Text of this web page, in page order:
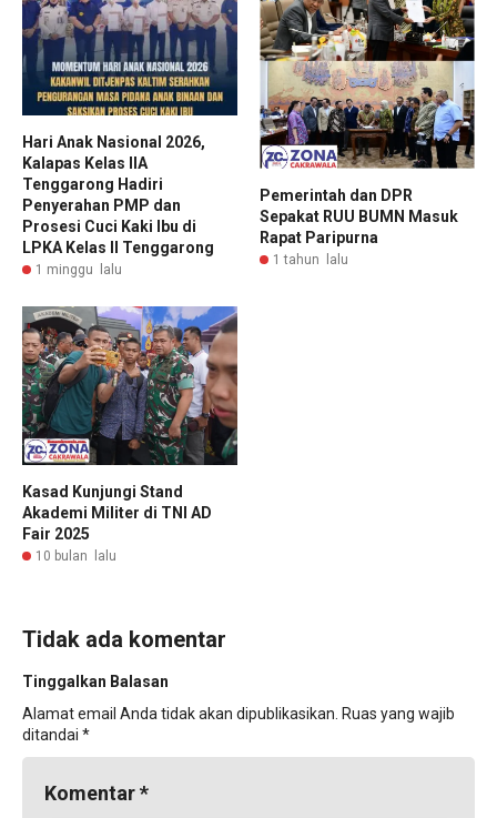
Hari Anak Nasional 2026,
Kalapas Kelas IIA
Tenggarong Hadiri
Penyerahan PMP dan
Prosesi Cuci Kaki Ibu di
LPKA Kelas II Tenggarong
1 minggu lalu
Pemerintah dan DPR
Sepakat RUU BUMN Masuk
Rapat Paripurna
1 tahun lalu
Kasad Kunjungi Stand
Akademi Militer di TNI AD
Fair 2025
10 bulan lalu
Tidak ada komentar
Tinggalkan Balasan
Alamat email Anda tidak akan dipublikasikan. Ruas yang wajib
ditandai *
Komentar*